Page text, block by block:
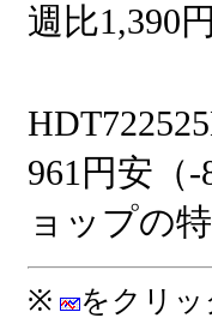
週比1,390
961円安（
ョップの
※
をクリ